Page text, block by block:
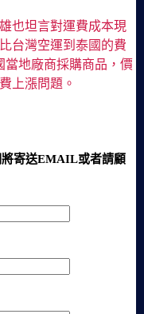
也坦言對運費成本現
台灣空運到泰國的費
當地廠商採購商品，價
上漲問題。
寄送EMAIL或者請顧